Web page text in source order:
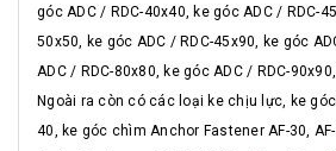
góc ADC / RDC-40x40, ke góc ADC / RDC-
50x50, ke góc ADC / RDC-45x90, ke góc
ADC / RDC-80x80, ke góc ADC / RDC-
Ngoài ra còn có các loại ke chịu lực, ke
40, ke góc chìm Anchor Fastener AF-30,